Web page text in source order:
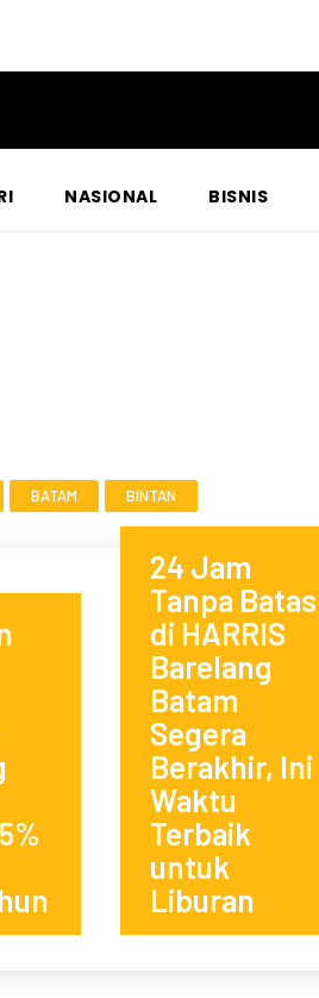
NASIONAL BISNIS
BATAM BINTAN
24 Jam
Tanpa Batas
di HARRIS
Barelang
Batam
Segera
Berakhir, Ini
Waktu
Terbaik
untuk
Liburan